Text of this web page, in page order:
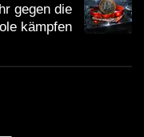
gegen die
kämpfen